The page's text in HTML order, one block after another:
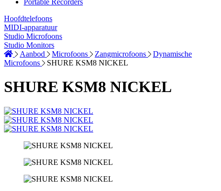
Portable Recorders
Hoofdtelefoons
MIDI-apparatuur
Studio Microfoons
Studio Monitors
Aanbod
Microfoons Zangmicrofoons
Dynamische
Microfoons
SHURE KSM8 NICKEL
SHURE KSM8 NICKEL